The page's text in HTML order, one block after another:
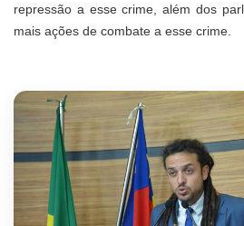
repressão a esse crime, além dos
mais ações de combate a esse crime.